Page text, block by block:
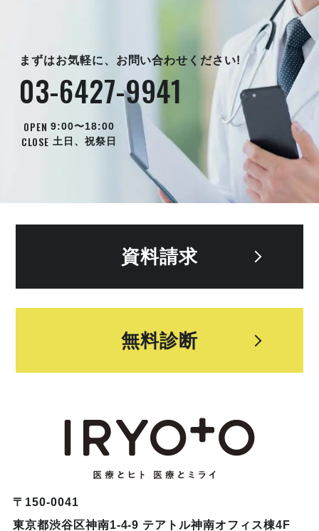
まずはお気軽に、お問い合わせください!
03-6427-9941
OPEN 9:00〜18:00
CLOSE 土日、祝祭日
資料請求
無料診断
〒150-0041
東京都渋谷区神南1-4-9 テアトル神南オフィス棟4F